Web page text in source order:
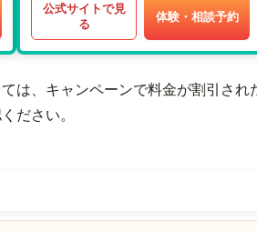
公式サイトで見
る
体験・相談予約
は、キャンペーンで料金が割引され
ださい。